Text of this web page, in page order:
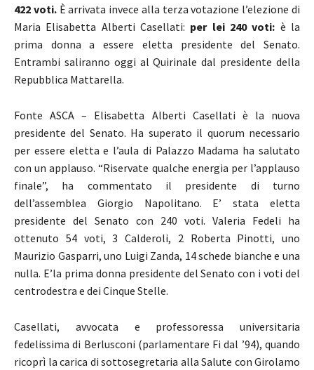
422 voti.È arrivata invece alla terza votazione l’elezione di
Maria Elisabetta Alberti Casellati: per lei 240 voti: è la
prima donna a essere eletta presidente del Senato.
Entrambi saliranno oggi al Quirinale dal presidente della
Repubblica Mattarella.
Fonte ASCA – Elisabetta Alberti Casellati è la nuova
presidente del Senato. Ha superato il quorum necessario
per essere eletta e l’aula di Palazzo Madama ha salutato
con un applauso. “Riservate qualche energia per l’applauso
finale”, ha commentato il presidente di turno
dell’assemblea Giorgio Napolitano. E’ stata eletta
presidente del Senato con 240 voti. Valeria Fedeli ha
ottenuto 54 voti, 3 Calderoli, 2 Roberta Pinotti, uno
Maurizio Gasparri, uno Luigi Zanda, 14 schede bianche e una
nulla. E’la prima donna presidente del Senato con i voti del
centrodestra e dei Cinque Stelle.
Casellati, avvocata e professoressa universitaria
fedelissima di Berlusconi (parlamentare Fi dal ’94), quando
ricoprì la carica di sottosegretaria alla Salute con Girolamo